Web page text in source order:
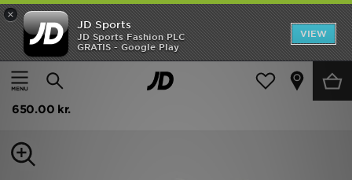
×
JD Sports
JD Sports Fashion PLC
GRATIS - Google Play
VIEW
Hjem
Børn
adidas Originals GAZELLE PIGS GREENWH
650.00 kr.
Hjem
UDSALG
Damer